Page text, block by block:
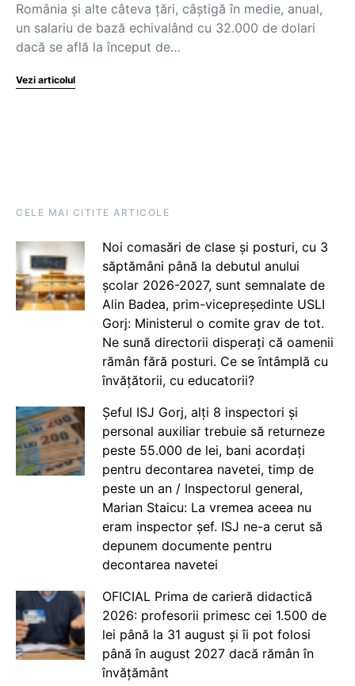
România și alte câteva țări, câștigă în medie, anual,
un salariu de bază echivalând cu 32.000 de dolari
dacă se află la început de…
Vezi articolul
CELE MAI CITITE ARTICOLE
Noi comasări de clase și posturi, cu 3
săptămâni până la debutul anului
școlar 2026-2027, sunt semnalate de
Alin Badea, prim-vicepreședinte USLI
Gorj: Ministerul o comite grav de tot.
Ne sună directorii disperați că oamenii
rămân fără posturi. Ce se întâmplă cu
învățătorii, cu educatorii?
Șeful ISJ Gorj, alți 8 inspectori și
personal auxiliar trebuie să returneze
peste 55.000 de lei, bani acordați
pentru decontarea navetei, timp de
peste un an / Inspectorul general,
Marian Staicu: La vremea aceea nu
eram inspector șef. ISJ ne-a cerut să
depunem documente pentru
decontarea navetei
OFICIAL Prima de carieră didactică
2026: profesorii primesc cei 1.500 de
lei până la 31 august și îi pot folosi
până în august 2027 dacă rămân în
învățământ